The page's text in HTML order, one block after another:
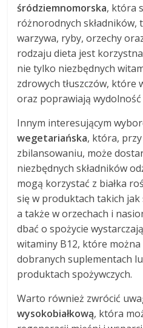
śródziemnomorska, która
różnorodnych składników,
warzywa, ryby, orzechy
rodzaju dieta jest
nie tylko niezbędnych
zdrowych tłuszczów, które
oraz poprawiają
Innym interesującym
wegetariańska, która,
zbilansowaniu, może
niezbędnych składników
mogą korzystać z białka
się w produktach takich
a także w orzechach i
dbać o spożycie
witaminy B12, które
dobranych suplementach
produktach spożywczych.
Warto również zwrócić
wysokobiałkową, która